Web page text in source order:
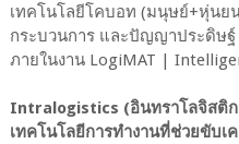
เทคโนโลยีโคบอท (มนุษย์+หุ่นย
กระบวนการ และปัญญาประดิษ
ภายในงาน LogiMAT |
Intralogistics (อินทราโลจิสติ
เทคโนโลยีการทํางานที่ช่วยขับ